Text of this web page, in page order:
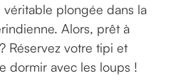
plongée dans la
Alors, prêt à
Réservez votre tipi et
dormir avec les loups !